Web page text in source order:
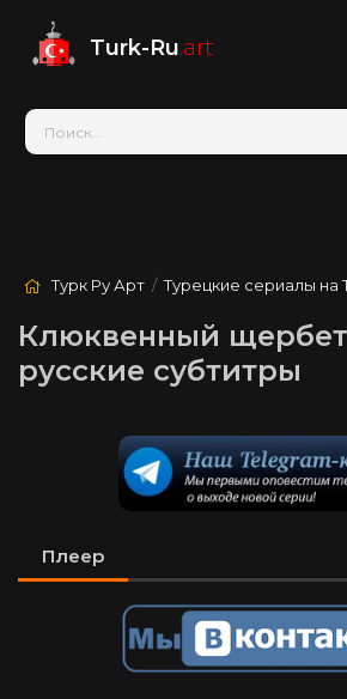
Turk-Ru.art
Турк Ру Арт /Турецкие сериалы на
Клюквенный
русские субтитры
Плеер